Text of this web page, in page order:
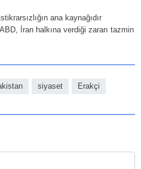
ana kaynağıdır
İran halkına verdiği zararı tazmin
siyaset Erakçi